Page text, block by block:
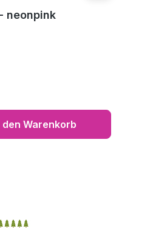
neonpink
den Warenkorb